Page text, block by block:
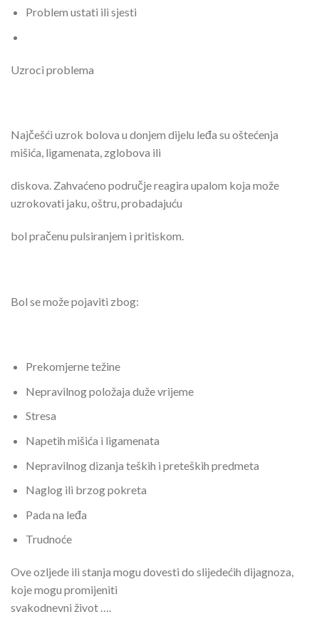
Problem ustati ili sjesti
Uzroci problema
Najčešći uzrok bolova u donjem dijelu leđa su oštećenja
mišića, ligamenata, zglobova ili
diskova. Zahvaćeno područje reagira upalom koja može
uzrokovati jaku, oštru, probadajuću
bol pračenu pulsiranjem i pritiskom.
Bol se može pojaviti zbog:
Prekomjerne težine
Nepravilnog položaja duže vrijeme
Stresa
Napetih mišića i ligamenata
Nepravilnog dizanja teških i preteških predmeta
Naglog ili brzog pokreta
Pada na leđa
Trudnoće
Ove ozljede ili stanja mogu dovesti do slijedećih dijagnoza,
koje mogu promijeniti
svakodnevni život ….